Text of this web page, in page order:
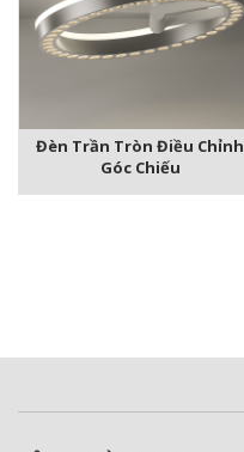
Đèn Trần Tròn Điều Chỉnh
Góc Chiếu